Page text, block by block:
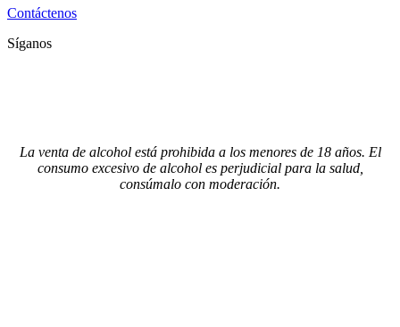
Contáctenos
Síganos
La venta de alcohol está prohibida a los menores de 18 años. El
consumo excesivo de alcohol es perjudicial para la salud,
consúmalo con moderación.